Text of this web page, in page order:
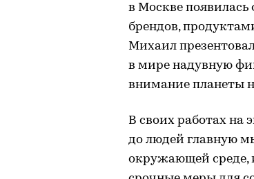
в Москве
брендов,
Михаил
в мире надувную
внимание планеты
В своих работах на
до людей главную
окружающей среде,